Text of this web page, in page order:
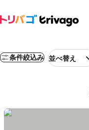
条件絞込み 並べ替え